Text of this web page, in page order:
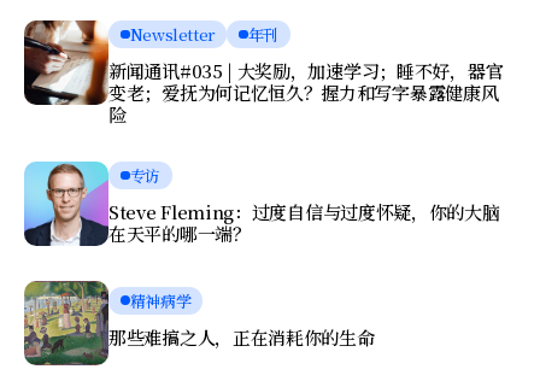
Newsletter 年刊
新闻通讯#035 | 大奖励，加速学习；睡不好，器官
变老；爱抚为何记忆恒久？握力和写字暴露健康风
险
专访
Steve Fleming：过度自信与过度怀疑，你的大脑
在天平的哪一端？
精神病学
那些难搞之人，正在消耗你的生命